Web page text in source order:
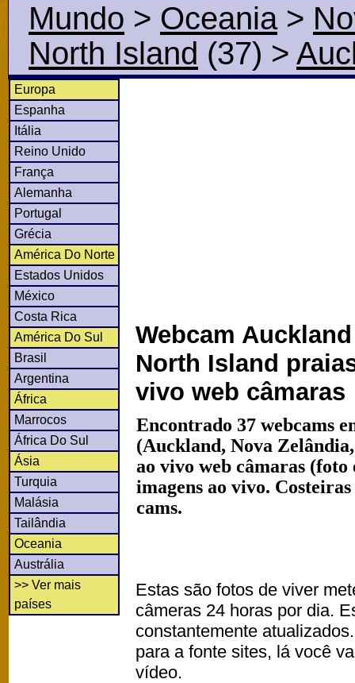
Mundo > Oceania>
North Island (37) >
Europa
Espanha
Itália
Reino Unido
França
Alemanha
Portugal
Grécia
América Do Norte
Estados Unidos
México
Costa Rica
América Do Sul
Brasil
Argentina
África
Marrocos
África Do Sul
Ásia
Turquia
Malásia
Tailândia
Oceania
Austrália
>> Ver mais
países
Webcam
North Island
vivo web câmaras
Encontrado 37 webcams
(Auckland, Nova
ao vivo web câmaras
imagens ao vivo.
cams.
Estas são fotos de viver
câmeras 24 horas por dia.
constantemente
para a fonte sites, lá você
vídeo.